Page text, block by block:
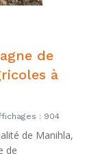
de
à
: 904
de Manihla,
de